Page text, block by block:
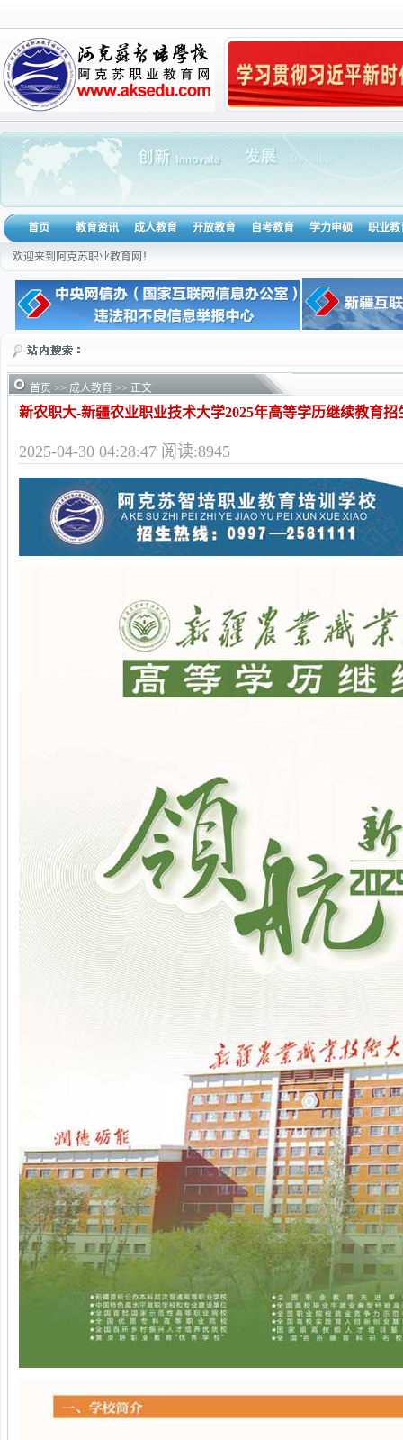
首页 教育资讯 成人教育 开放教育 自考教育 学力申硕 职业教
欢迎来到阿克苏职业教育网！
首页 >> 成人教育 >> 正文
新农职大-新疆农业职业技术大学2025年高等学历继续教育招
2025-04-30 04:28:47 阅读:8945